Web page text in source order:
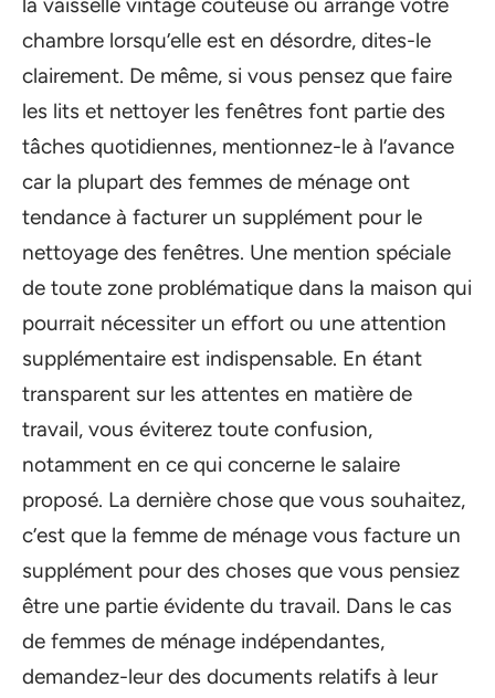
chambre lorsqu’elle est en désordre, dites-le
clairement. De même, si vous pensez que faire
les lits et nettoyer les fenêtres font partie des
tâches quotidiennes, mentionnez-le à l’avance
car la plupart des femmes de ménage ont
tendance à facturer un supplément pour le
nettoyage des fenêtres. Une mention spéciale
de toute zone problématique dans la maison qui
pourrait nécessiter un effort ou une attention
supplémentaire est indispensable. En étant
transparent sur les attentes en matière de
travail, vous éviterez toute confusion,
notamment en ce qui concerne le salaire
proposé. La dernière chose que vous souhaitez,
c’est que la femme de ménage vous facture un
supplément pour des choses que vous pensiez
être une partie évidente du travail. Dans le cas
de femmes de ménage indépendantes,
demandez-leur des documents relatifs à leur